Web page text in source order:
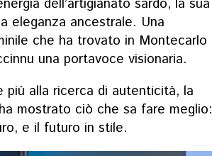
dell’artigianato sardo, la sua
eleganza ancestrale. Una
che ha trovato in Montecarlo
una portavoce visionaria.
più alla ricerca di autenticità, la
mostrato ciò che sa fare meglio:
e il futuro in stile.